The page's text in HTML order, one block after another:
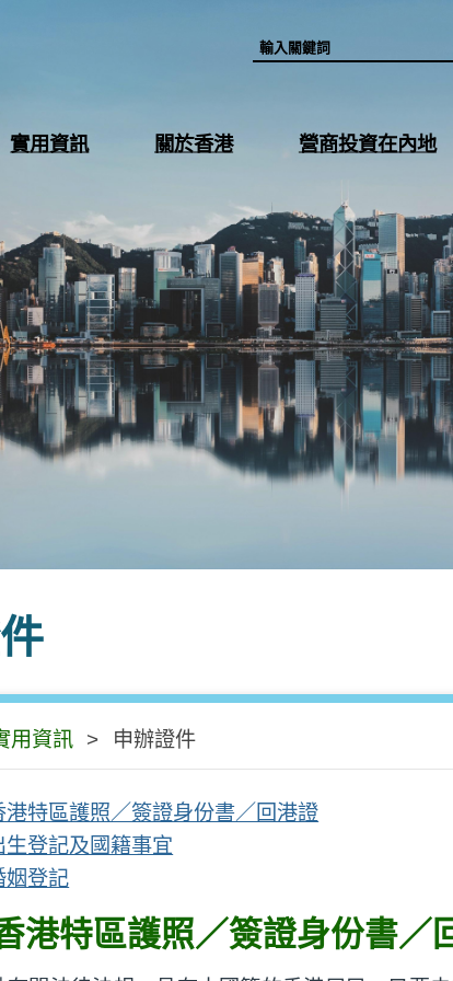
閉
選
打
實用資訊
打
關於香港
打
營商投資在內地
用資訊 > 申辦證件
港特區護照／簽證身份書／回港證
生登記及國籍事宜
姻登記
港特區護照／簽證身份書／